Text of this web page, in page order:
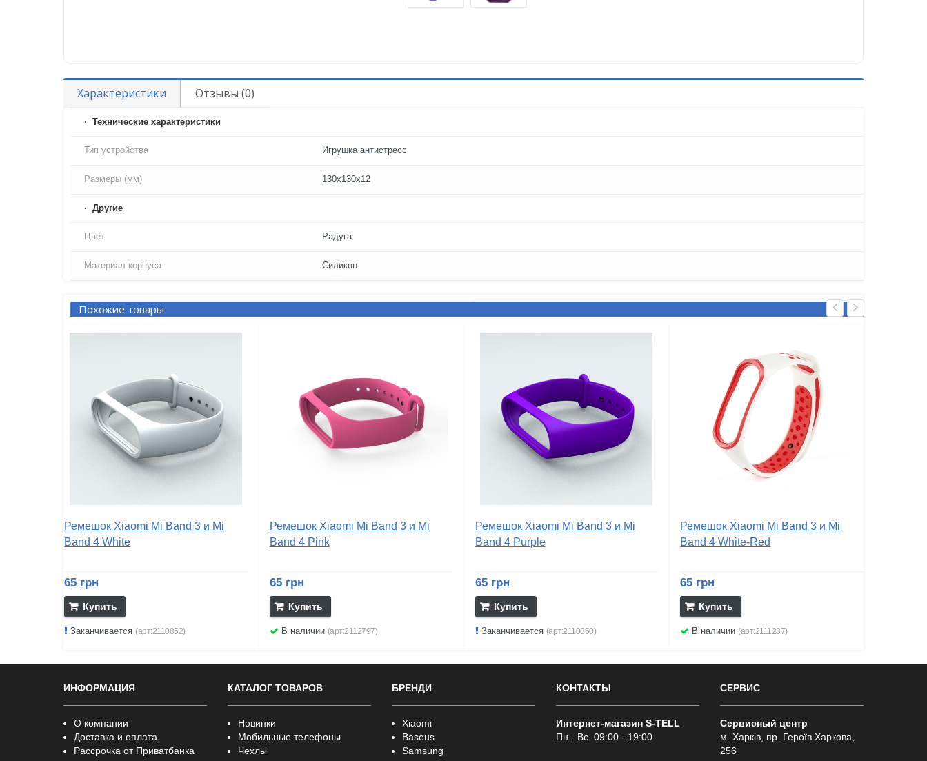
Характеристики Отзывы (0)
Технические характеристики
Тип устройства Игрушка антистресс
Размеры (мм) 130х130х12
Другие
Цвет Радуга
Материал корпуса Силикон
Похожие товары
Ремешок Xiaomi Mi Band 3 и Mi
Band 4 White
65 грн
Купить
Заканчивается (арт:2110852)
Ремешок Xiaomi Mi Band 3 и Mi
Band 4 Pink
65 грн
Купить
В наличии (арт:2112797)
Ремешок Xiaomi Mi Band 3 и Mi
Band 4 Purple
65 грн
Купить
Заканчивается (арт:2110850)
Ремешок Xiaomi Mi Band 3 и Mi
Band 4 White-Red
65 грн
Купить
В наличии(арт:2111287)
ИНФОРМАЦИЯ
О компании
Доставка и оплата
Рассрочка от Приватбанка
КАТАЛОГ ТОВАРОВ
Новинки
Мобильные телефоны
Чехлы
БРЕНДИ
Xiaomi
Baseus
Samsung
КОНТАКТЫ
Интернет-магазин S-TELL
Пн.- Вс. 09:00 - 19:00
СЕРВИС
Сервисный центр
м. Харків, пр. Героїв Харкова,
256